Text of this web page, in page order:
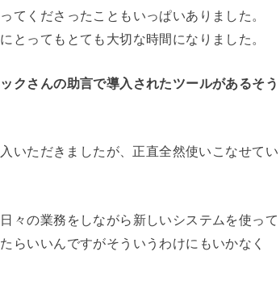
てくださったこともいっぱいありました。
とってもとても大切な時間になりました。
クさんの助言で導入されたツールがあるそう
いただきましたが、正直全然使いこなせてい
々の業務をしながら新しいシステムを使って
らいいんですがそういうわけにもいかなく